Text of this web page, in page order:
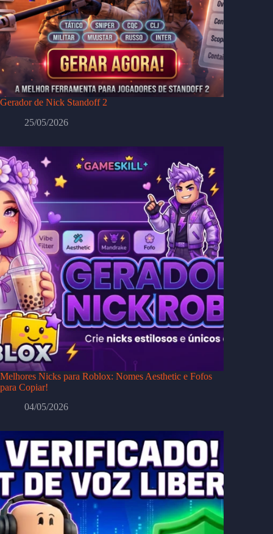
Gerador de Nick Standoff 2
25/05/2026
Melhores Nicks para Roblox: Nomes Aesthetic e Fofos
para Copiar!
04/05/2026